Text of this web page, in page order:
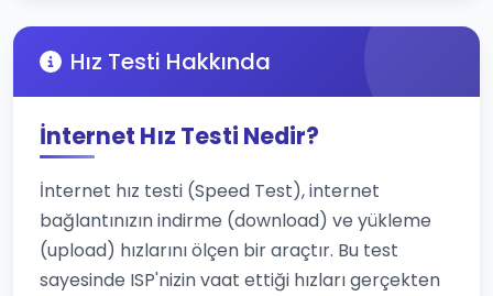
Hız Testi Hakkında
İnternet Hız Testi Nedir?
İnternet hız testi (Speed Test), internet
bağlantınızın indirme (download) ve yükleme
(upload) hızlarını ölçen bir araçtır. Bu test
sayesinde ISP'nizin vaat ettiği hızları gerçekten